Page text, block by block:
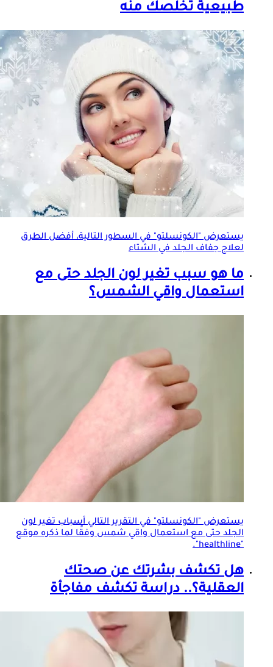
طبيعية تخلصك منه
يستعرض "الكونسلتو" في السطور التالية، أفضل الطرق
لعلاج جفافالجلدفي الشتاء
ما هو سبب تغير لونالجلدحتى مع
استعمال واقي الشمس؟
يستعرض "الكونسلتو" في التقرير التالي أسباب تغير لون
الجلدحتى مع استعمال واقي شمس وفقًا لما ذكره موقع
"healthline".
هل تكشف بشرتك عن صحتك
العقلية؟.. دراسة تكشف مفاجأة